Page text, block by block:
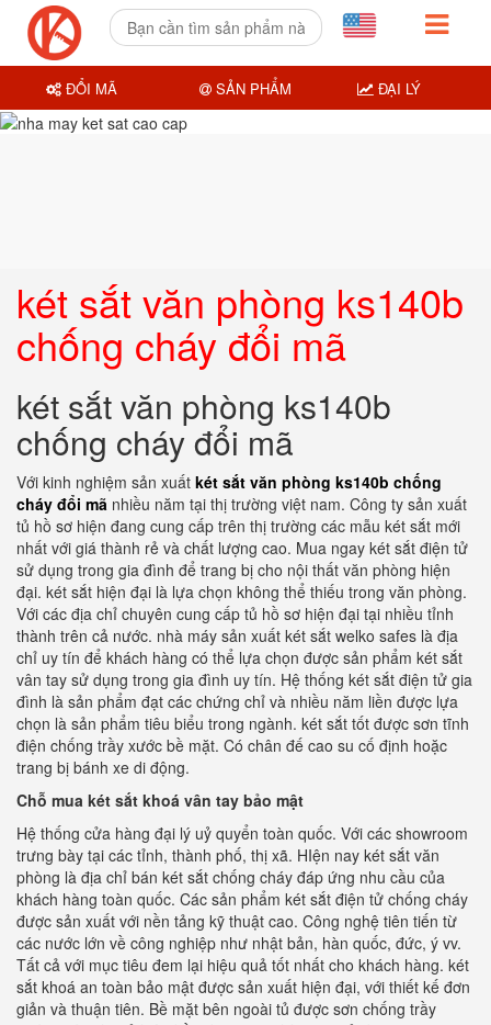
két sắt văn phòng ks140b
chống cháy đổi mã
két sắt văn phòng ks140b
chống cháy đổi mã
Với kinh nghiệm sản xuất két sắt văn phòng ks140b chống
cháy đổi mã nhiều năm tại thị trường việt nam. Công ty sản xuất
tủ hồ sơ hiện đang cung cấp trên thị trường các mẫu két sắt mới
nhất với giá thành rẻ và chất lượng cao. Mua ngay két sắt điện tử
sử dụng trong gia đình để trang bị cho nội thất văn phòng hiện
đại. két sắt hiện đại là lựa chọn không thể thiếu trong văn phòng.
Với các địa chỉ chuyên cung cấp tủ hồ sơ hiện đại tại nhiều tỉnh
thành trên cả nước. nhà máy sản xuất két sắt welko safes là địa
chỉ uy tín để khách hàng có thể lựa chọn được sản phẩm két sắt
vân tay sử dụng trong gia đình uy tín. Hệ thống két sắt điện tử gia
đình là sản phẩm đạt các chứng chỉ và nhiều năm liền được lựa
chọn là sản phẩm tiêu biểu trong ngành. két sắt tốt được sơn tĩnh
điện chống trầy xước bề mặt. Có chân đế cao su cố định hoặc
trang bị bánh xe di động.
Chỗ mua két sắt khoá vân tay bảo mật
Hệ thống cửa hàng đại lý uỷ quyển toàn quốc. Với các showroom
trưng bày tại các tỉnh, thành phố, thị xã. HIện nay két sắt văn
phòng là địa chỉ bán két sắt chống cháy đáp ứng nhu cầu của
khách hàng toàn quốc. Các sản phẩm két sắt điện tử chống cháy
được sản xuất với nền tảng kỹ thuật cao. Công nghệ tiên tiến từ
các nước lớn về công nghiệp như nhật bản, hàn quốc, đức, ý vv.
Tất cả với mục tiêu đem lại hiệu quả tốt nhất cho khách hàng. két
sắt khoá an toàn bảo mật được sản xuất hiện đại, với thiết kế đơn
giản và thuận tiên. Bề mặt bên ngoài tủ được sơn chống trầy
ĐỔI MÃ SẢN PHẨM ĐẠI LÝ